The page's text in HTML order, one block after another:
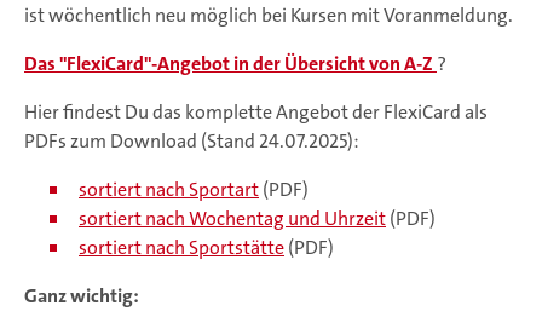
ist wöchentlich neu möglich bei Kursen mit Voranmeldung.
Das "FlexiCard"-Angebot in der Übersicht von A-Z ?
Hier findest Du das komplette Angebot der FlexiCard als
PDFs zum Download (Stand 24.07.2025):
sortiert nach Sportart(PDF)
sortiert nach Wochentag und Uhrzeit(PDF)
sortiert nach Sportstätte(PDF)
Ganz wichtig: